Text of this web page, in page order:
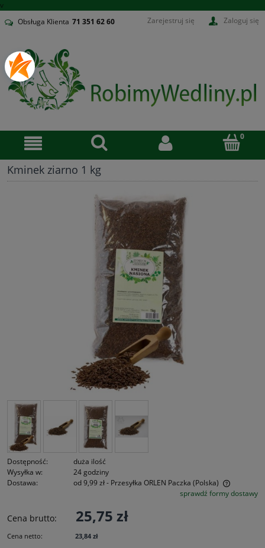
v
Obsługa Klienta 71 351 62 60 Zarejestruj się Zaloguj się
Kminek ziarno 1 kg
Dostępność:
duża ilość
Wysyłka w:
24 godziny
Dostawa:
od 9,99 zł- Przesyłka ORLEN Paczka (Polska)
Cena nie zawiera ewentualnych kosztów płatnościsprawdź formy dostawy
Cena brutto: 25,75 zł
Cena netto: 23,84 zł